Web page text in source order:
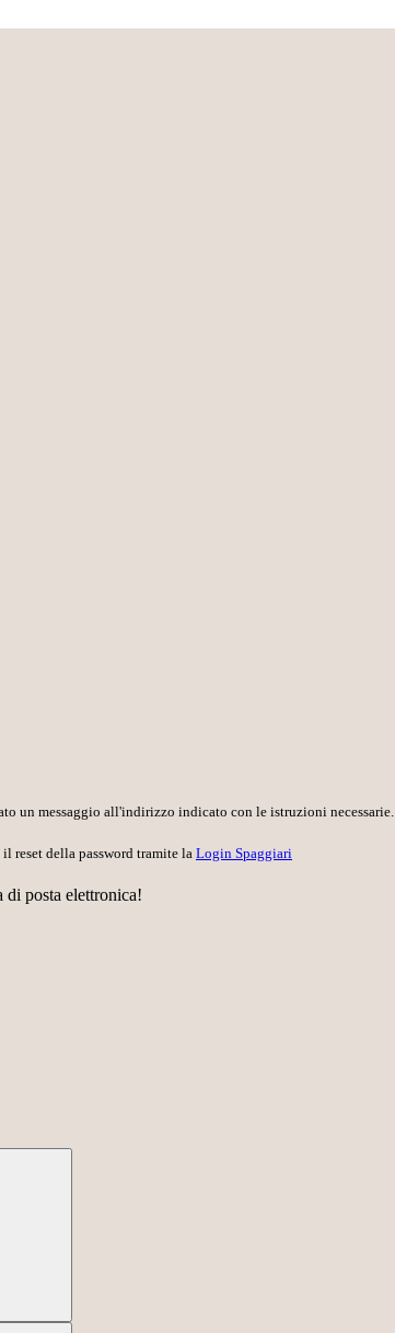
un messaggio all'indirizzo indicato con le istruzioni necessarie.
reset della password tramite la Login Spaggiari
di posta elettronica!